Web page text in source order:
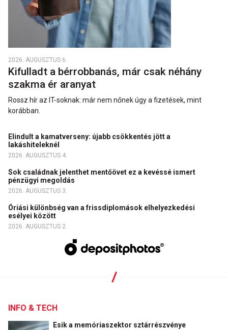
2026. AUGUSZTUS 6.
Kifulladt a bérrobbanás, már csak néhány
szakma ér aranyat
Rossz hír az IT-soknak: már nem nőnek úgy a fizetések, mint
korábban.
Elindult a kamatverseny: újabb csökkentés jött a
lakáshiteleknél
2026. AUGUSZTUS 4.
Sok családnak jelenthet mentőövet ez a kevéssé ismert
pénzügyi megoldás
2026. AUGUSZTUS 3.
Óriási különbség van a frissdiplomások elhelyezkedési
esélyei között
2026. AUGUSZTUS 2.
INFO & TECH
Esik a memóriaszektor sztárrészvénye